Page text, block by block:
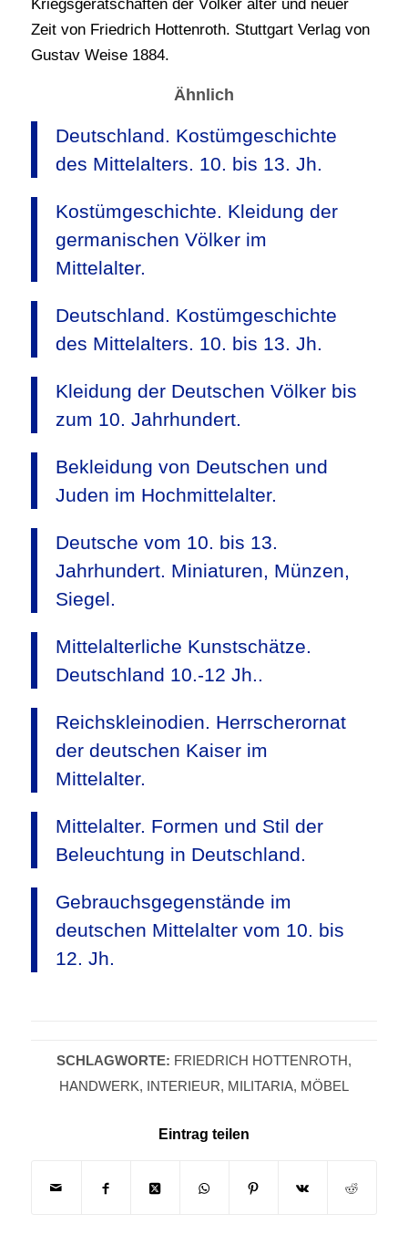
Kriegsgerätschaften der Völker alter und neuer
Zeit von Friedrich Hottenroth. Stuttgart Verlag von
Gustav Weise 1884.
Ähnlich
Deutschland. Kostümgeschichte
des Mittelalters. 10. bis 13. Jh.
Kostümgeschichte. Kleidung der
germanischen Völker im
Mittelalter.
Deutschland. Kostümgeschichte
des Mittelalters. 10. bis 13. Jh.
Kleidung der Deutschen Völker bis
zum 10. Jahrhundert.
Bekleidung von Deutschen und
Juden im Hochmittelalter.
Deutsche vom 10. bis 13.
Jahrhundert. Miniaturen, Münzen,
Siegel.
Mittelalterliche Kunstschätze.
Deutschland 10.-12 Jh..
Reichskleinodien. Herrscherornat
der deutschen Kaiser im
Mittelalter.
Mittelalter. Formen und Stil der
Beleuchtung in Deutschland.
Gebrauchsgegenstände im
deutschen Mittelalter vom 10. bis
12. Jh.
SCHLAGWORTE: FRIEDRICH HOTTENROTH,
HANDWERK, INTERIEUR, MILITARIA, MÖBEL
Eintrag teilen